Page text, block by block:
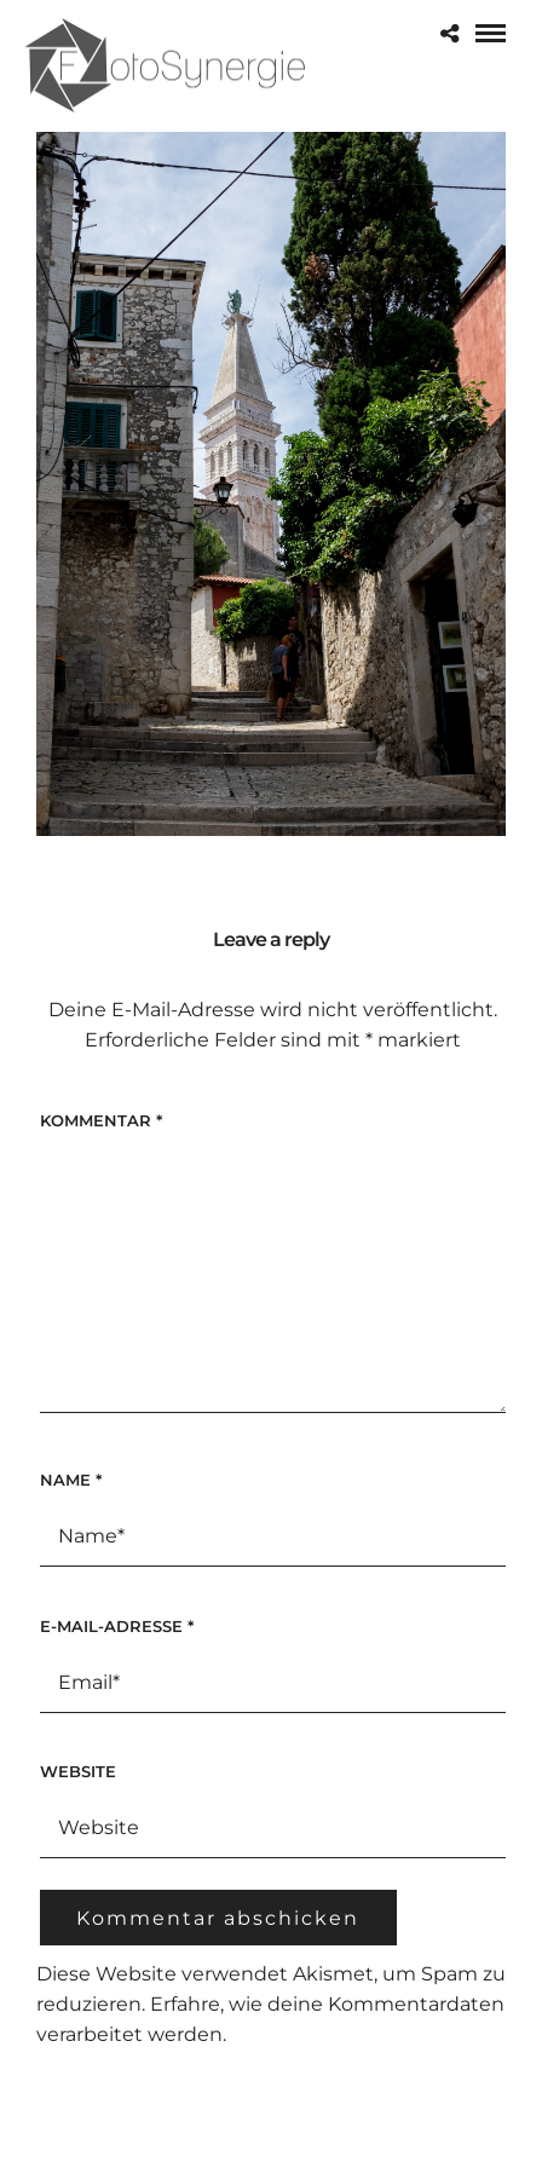
Leave a reply
Deine E-Mail-Adresse wird nicht veröffentlicht.
Erforderliche Felder sind mit *markiert
KOMMENTAR *
NAME *
E-MAIL-ADRESSE *
WEBSITE
Diese Website verwendet Akismet, um Spam zu
reduzieren. Erfahre, wie deine Kommentardaten
verarbeitet werden.